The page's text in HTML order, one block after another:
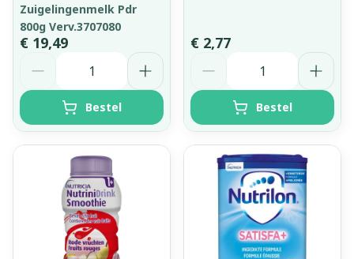
Zuigelingenmelk Pdr
800g Verv.3707080
€ 19,49
Bestel
€ 2,77
Bestel